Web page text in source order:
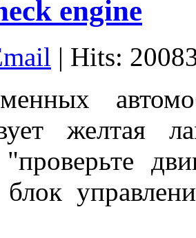
engine
| Hits:
желтая
"проверьте